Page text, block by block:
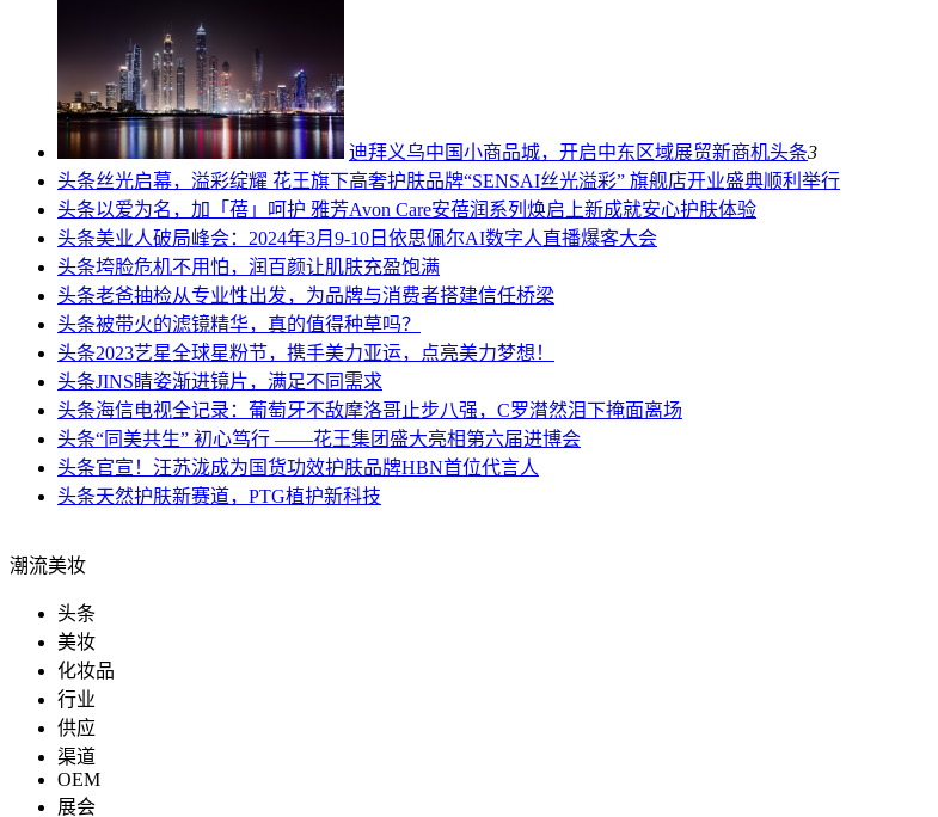
迪拜义乌中国小商品城，开启中东区域展贸新商机头条3
头条丝光启幕，溢彩绽耀 花王旗下高奢护肤品牌“SENSAI丝光溢彩” 旗舰店开业盛典顺利举行
头条以爱为名，加「蓓」呵护 雅芳Avon Care安蓓润系列焕启上新成就安心护肤体验
头条美业人破局峰会：2024年3月9-10日依思佩尔AI数字人直播爆客大会
头条垮脸危机不用怕，润百颜让肌肤充盈饱满
头条老爸抽检从专业性出发，为品牌与消费者搭建信任桥梁
头条被带火的滤镜精华，真的值得种草吗？
头条2023艺星全球星粉节，携手美力亚运，点亮美力梦想！
头条JINS睛姿渐进镜片，满足不同需求
头条海信电视全记录：葡萄牙不敌摩洛哥止步八强，C罗潸然泪下掩面离场
头条“同美共生” 初心笃行 ——花王集团盛大亮相第六届进博会
头条官宣！汪苏泷成为国货功效护肤品牌HBN首位代言人
头条天然护肤新赛道，PTG植护新科技
潮流美妆
头条
美妆
化妆品
行业
供应
渠道
OEM
展会